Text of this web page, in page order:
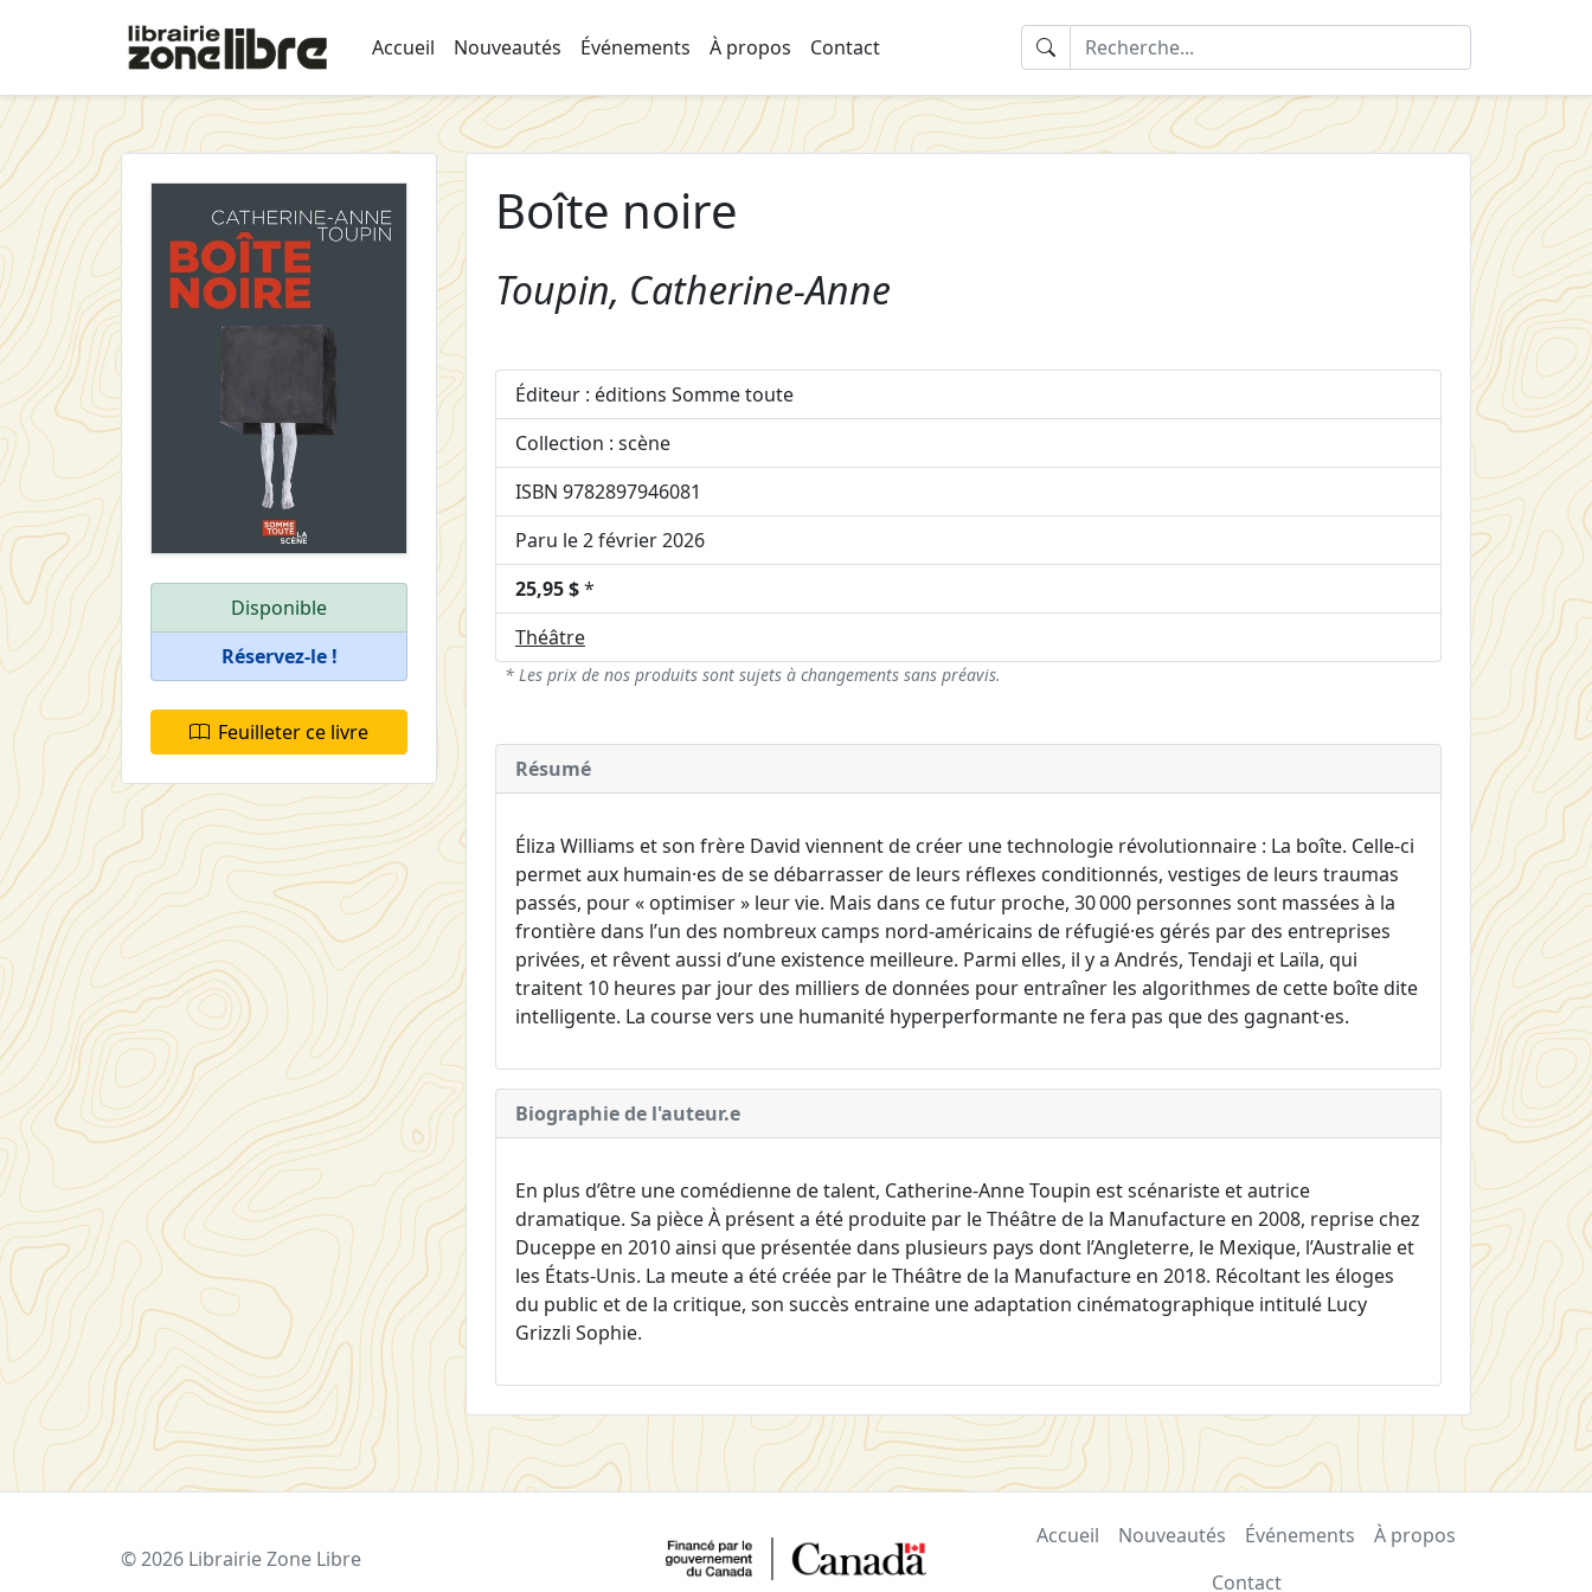
Accueil Nouveautés Événements À propos Contact
Disponible
Réservez-le !
Feuilleter ce livre
Boîte noire
Toupin, Catherine-Anne
Éditeur : éditions Somme toute
Collection : scène
ISBN 9782897946081
Paru le 2 février 2026
25,95 $*
Théâtre
* Les prix de nos produits sont sujets à changements sans préavis.
Résumé
Éliza Williams et son frère David viennent de créer une technologie révolutionnaire : La boîte. Celle-ci
permet aux humain·es de se débarrasser de leurs réflexes conditionnés, vestiges de leurs traumas
passés, pour « optimiser » leur vie. Mais dans ce futur proche, 30 000 personnes sont massées à la
frontière dans l’un des nombreux camps nord-américains de réfugié·es gérés par des entreprises
privées, et rêvent aussi d’une existence meilleure. Parmi elles, il y a Andrés, Tendaji et Laïla, qui
traitent 10 heures par jour des milliers de données pour entraîner les algorithmes de cette boîte dite
intelligente. La course vers une humanité hyperperformante ne fera pas que des gagnant·es.
Biographie de l'auteur.e
En plus d’être une comédienne de talent, Catherine-Anne Toupin est scénariste et autrice
dramatique. Sa pièce À présent a été produite par le Théâtre de la Manufacture en 2008, reprise chez
Duceppe en 2010 ainsi que présentée dans plusieurs pays dont l’Angleterre, le Mexique, l’Australie et
les États-Unis. La meute a été créée par le Théâtre de la Manufacture en 2018. Récoltant les éloges
du public et de la critique, son succès entraine une adaptation cinématographique intitulé Lucy
Grizzli Sophie.
© 2026 Librairie Zone Libre
Accueil Nouveautés Événements
À propos
Contact